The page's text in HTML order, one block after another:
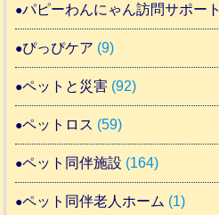
パピーわんにゃん訪問サポート
ぴっぴケア (9)
ペットと災害 (92)
ペットロス (59)
ペット同伴施設 (164)
ペット同伴老人ホーム (1)